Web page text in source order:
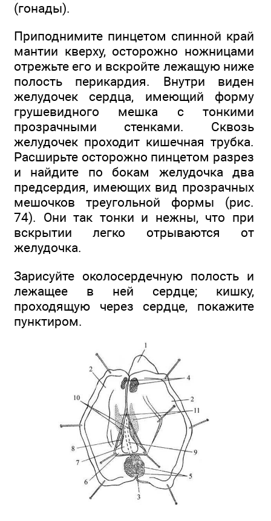
(гонады).
Приподнимите пинцетом спинной край
мантии кверху, осторожно ножницами
отрежьте его и вскройте лежащую ниже
полость перикардия. Внутри виден
желудочек сердца, имеющий форму
грушевидного мешка с тонкими
прозрачными стенками. Сквозь
желудочек проходит кишечная трубка.
Расширьте осторожно пинцетом разрез
и найдите по бокам желудочка два
предсердия, имеющих вид прозрачных
мешочков треугольной формы (рис.
74). Они так тонки и нежны, что при
вскрытии легко отрываются от
желудочка.
Зарисуйте околосердечную полость и
лежащее в ней сердце; кишку,
проходящую через сердце, покажите
пунктиром.